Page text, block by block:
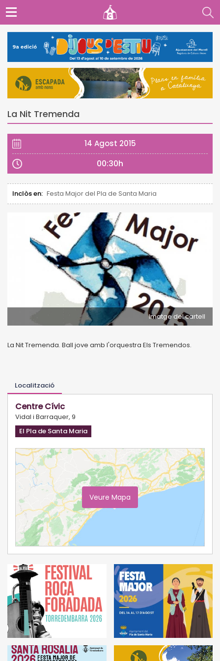
La Nit Tremenda
14 Agost 2015
00:30h
Inclòs en: Festa Major del Pla de Santa Maria
Imatge del cartell
La Nit Tremenda. Ball jove amb l'orquestra Els Tremendos.
Localització
Centre Cívic
Vidal i Barraquer, 9
El Pla de Santa Maria
Veure Mapa